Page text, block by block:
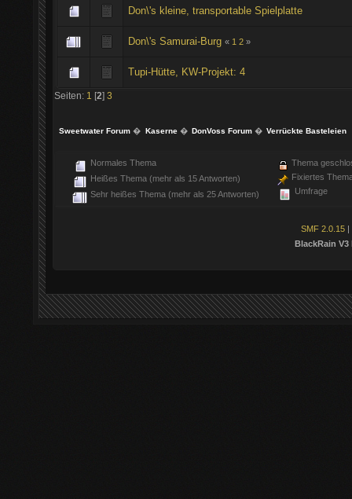
Don\'s kleine, transportable Spielplatte
Don\'s Samurai-Burg « 1 2 »
Tupi-Hütte, KW-Projekt: 4
Seiten: 1 [2] 3
Sweetwater Forum � Kaserne� DonVoss Forum� Verrückte Basteleien
Normales Thema
Heißes Thema (mehr als 15 Antworten)
Sehr heißes Thema (mehr als 25 Antworten)
Thema
Fixiertes
Umfrage
SMF 2.0.15 |
BlackRain V3